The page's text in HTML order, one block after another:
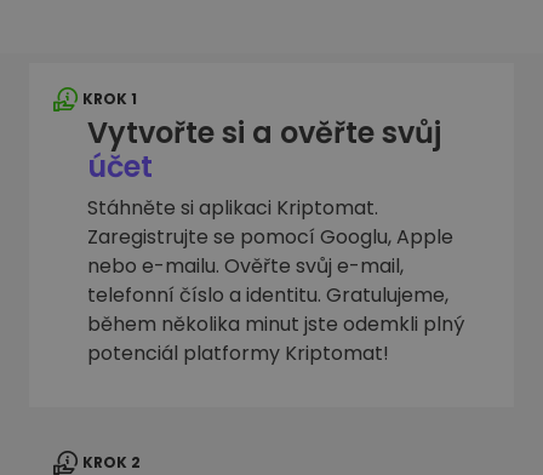
KROK 1
Vytvořte si a ověřte svůj
účet
Stáhněte si aplikaci Kriptomat.
Zaregistrujte se pomocí Googlu, Apple
nebo e-mailu. Ověřte svůj e-mail,
telefonní číslo a identitu. Gratulujeme,
během několika minut jste odemkli plný
potenciál platformy Kriptomat!
KROK 2